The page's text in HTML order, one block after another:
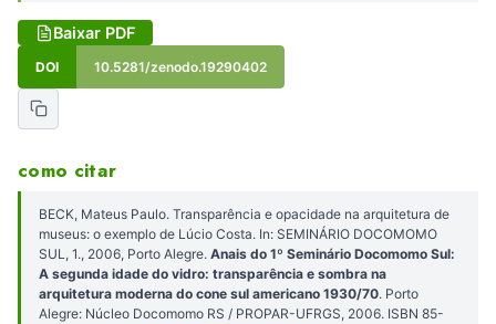
Baixar PDF
DOI 10.5281/zenodo.19290402
como citar
BECK, Mateus Paulo. Transparência e opacidade na arquitetura de
museus: o exemplo de Lúcio Costa. In: SEMINÁRIO DOCOMOMO
SUL, 1., 2006, Porto Alegre. Anais do 1º Seminário Docomomo Sul:
A segunda idade do vidro: transparência e sombra na
arquitetura moderna do cone sul americano 1930/70. Porto
Alegre: Núcleo Docomomo RS / PROPAR-UFRGS, 2006. ISBN 85-